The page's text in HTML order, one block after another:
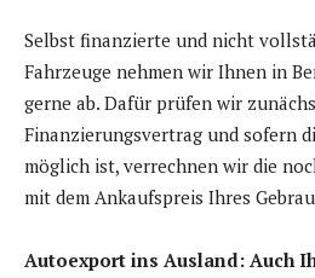
Selbst finanzierte und nicht
Fahrzeuge nehmen wir Ihnen in
gerne ab. Dafür prüfen wir
Finanzierungsvertrag und sofern
möglich ist, verrechnen wir die
mit dem Ankaufspreis Ihres
Autoexport ins Ausland: Auch